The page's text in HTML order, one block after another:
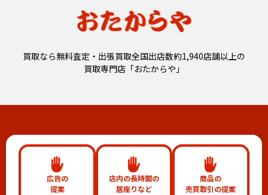
買取なら無料査定・出張買取全国出店数約1,940店舗以上の
買取専門店「おたからや」
広告の
提案
店内の長時間の
居座りなど
商品の
売買取引の提案